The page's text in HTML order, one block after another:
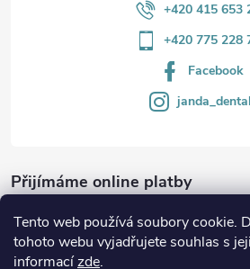
Tento web používá soubory cookie.
tohoto webu vyjadřujete souhlas s
informacízde.
+420 415 653
+420 775 228
Facebook
Přijímáme online platby